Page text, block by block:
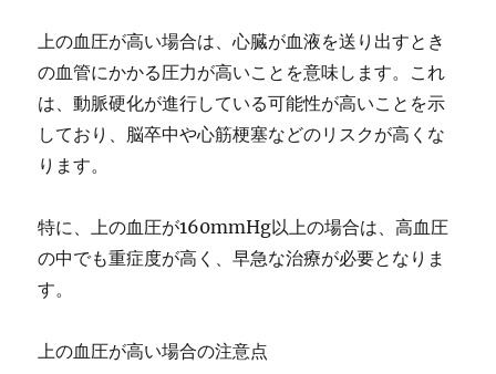
上の血圧が高い場合は、心臓が血液を送り出すとき
の血管にかかる圧力が高いことを意味します。これ
は、動脈硬化が進行している可能性が高いことを示
しており、脳卒中や心筋梗塞などのリスクが高くな
ります。
特に、上の血圧が160mmHg以上の場合は、高血圧
の中でも重症度が高く、早急な治療が必要となりま
す。
上の血圧が高い場合の注意点